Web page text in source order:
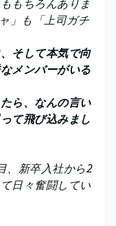
もちろんありま
」も「上司ガチ
そして本気で向
メンバーがいる
ら、なんの言い
て飛び込みまし
、新卒入社から2
日々奮闘してい